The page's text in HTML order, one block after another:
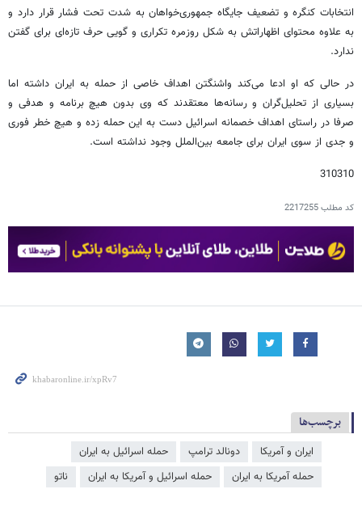
انتخابات کنگره و تضعیف جایگاه جمهوری‌خواهان به شدت تحت فشار قرار دارد و
به علاوه محتوای اظهاراتش به شکل روزمره تکراری و گویی حرف تازه‌ای برای گفتن
ندارد.
در حالی که او ادعا می‌کند واشنگتن اهداف خاصی از حمله به ایران داشته اما
بسیاری از تحلیل‌گران و رسانه‌ها معتقدند که وی بدون هیچ برنامه و هدفی و
صرفا در راستای اهداف خصمانه اسرائیل دست به این حمله زده و هیچ خطر فوری
و جدی از سوی ایران برای جامعه بین‌الملل وجود نداشته است.
310310
کد مطلب2217255
برچسب‌ها
ایران و آمریکا دونالد ترامپ
حمله اسرائیل به ایران
حمله آمریکا به ایران
حمله اسرائیل و آمریکا به ایران ناتو